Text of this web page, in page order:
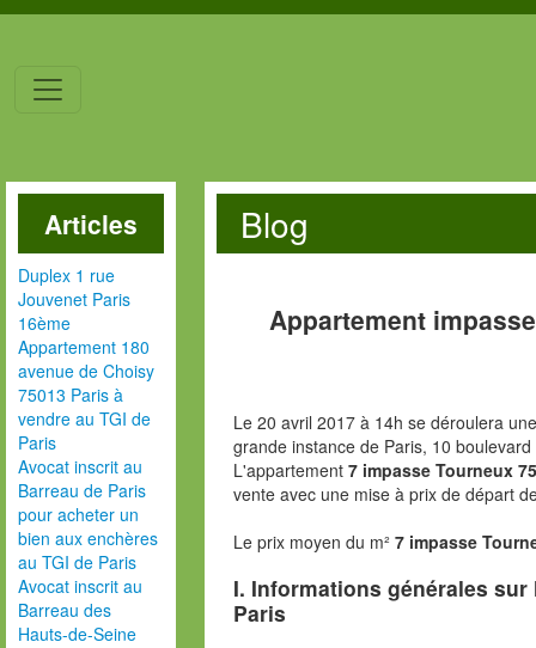
Articles
Duplex 1 rue
Jouvenet Paris
16ème
Appartement 180
avenue de Choisy
75013 Paris à
vendre au TGI de
Paris
Avocat inscrit au
Barreau de Paris
pour acheter un
bien aux enchères
au TGI de Paris
Avocat inscrit au
Barreau des
Hauts-de-Seine
Blog
Appartement
Le 20 avril 2017 à 14h se déroulera
grande instance de Paris, 10
L'appartement 7 impasse Tourneux
vente avec une mise à prix de départ
Le prix moyen du m² 7 impasse
I. Informations générales
Paris